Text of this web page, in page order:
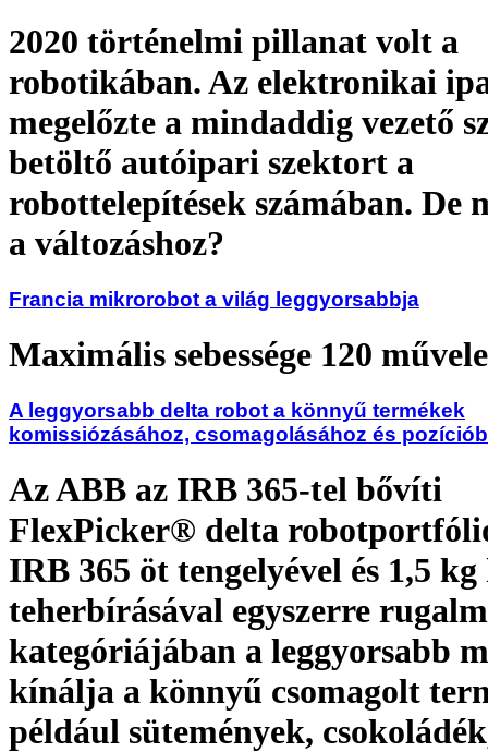
2020 történelmi pillanat volt a
robotikában. Az elektronikai
megelőzte a mindaddig vezető
betöltő autóipari szektort a
robottelepítések számában. De
a változáshoz?
Francia mikrorobot a világ leggyorsabbja
Maximális sebessége 120
A leggyorsabb delta robot a könnyű termékek
komissiózásához, csomagolásához és
Az ABB az IRB 365-tel bővíti
FlexPicker® delta
IRB 365 öt tengelyével és 1,5 kg
teherbírásával egyszerre
kategóriájában a leggyorsabb
kínálja a könnyű csomagolt
például sütemények,